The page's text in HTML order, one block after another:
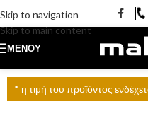
Skip to navigation
Skip to main content
ΜΕΝΟΎ
* η τιμή του προϊόντος